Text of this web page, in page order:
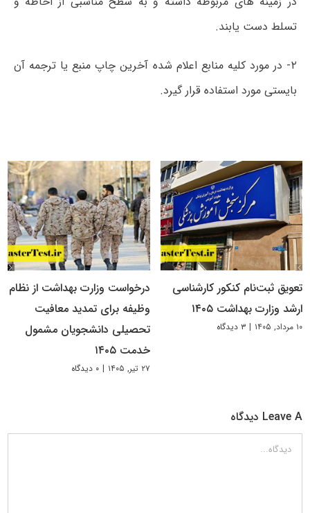
تسلط دست یابند.
۲- در مورد کلیه منابع اعلام شده آخرین چاپ منبع یا ترجمه آن
بایستی مورد استفاده قرار گیرد.
تعویق ثبت‌نام کنکور کارشناسی
ارشد وزارت بهداشت ۱۴۰۵
۱۰ مرداد, ۱۴۰۵ | ۳ دیدگاه
درخواست وزارت بهداشت از نظام
وظیفه برای تمدید معافیت
تحصیلی دانشجویان مشمول
خدمت ۱۴۰۵
۲۷ تیر, ۱۴۰۵ | ۰ دیدگاه
Leave A دیدگاه
دیدگاه